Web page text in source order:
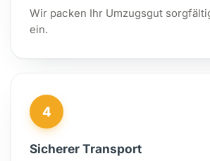
Wir packen Ihr Umzugsgut
ein.
4
Sicherer Transport